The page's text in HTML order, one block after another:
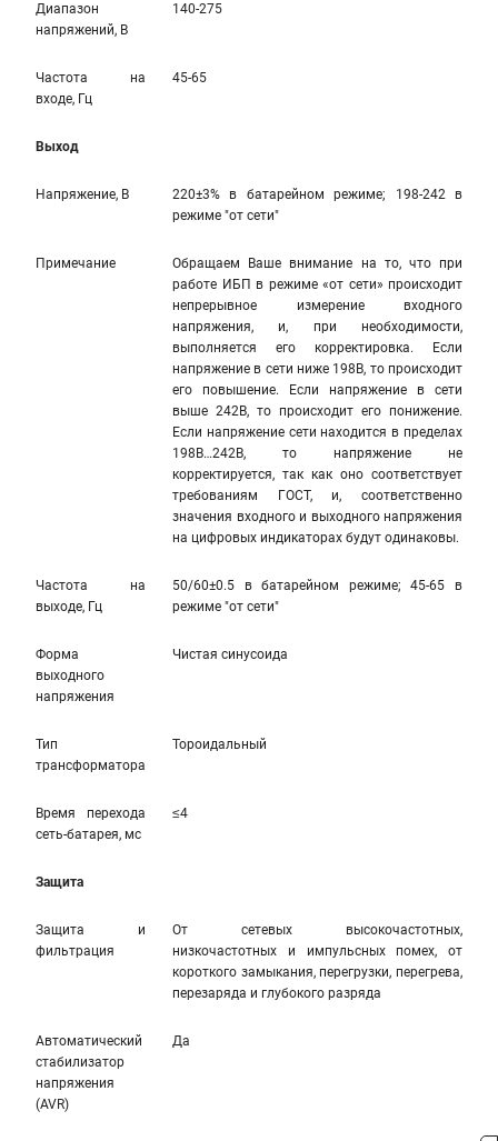
Диапазон
напряжений, В
140-275
Частота на
входе, Гц
45-65
Выход
Напряжение, В
220±3% в батарейном режиме; 198-242 в
режиме "от сети"
Примечание
Обращаем Ваше внимание на то, что при
работе ИБП в режиме «от сети» происходит
непрерывное измерение входного
напряжения, и, при необходимости,
выполняется его корректировка. Если
напряжение в сети ниже 198В, то происходит
его повышение. Если напряжение в сети
выше 242В, то происходит его понижение.
Если напряжение сети находится в пределах
198В…242В, то напряжение не
корректируется, так как оно соответствует
требованиям ГОСТ, и, соответственно
значения входного и выходного напряжения
на цифровых индикаторах будут одинаковы.
Частота на
выходе, Гц
50/60±0.5 в батарейном режиме; 45-65 в
режиме "от сети"
Форма
выходного
напряжения
Чистая синусоида
Тип
трансформатора
Тороидальный
Время перехода
сеть-батарея, мс
≤4
Защита
Защита и
фильтрация
От сетевых высокочастотных,
низкочастотных и импульсных помех, от
короткого замыкания, перегрузки, перегрева,
перезаряда и глубокого разряда
Автоматический
стабилизатор
напряжения
(AVR)
Да